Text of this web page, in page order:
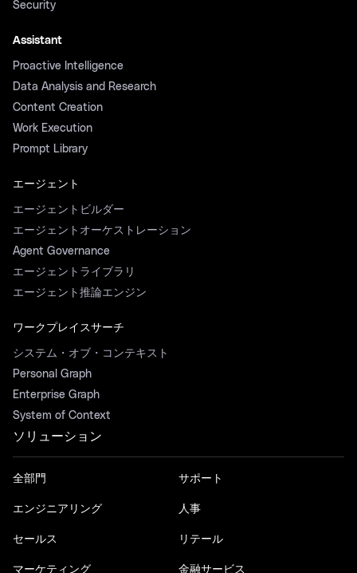
Security
Assistant
Proactive Intelligence
Data Analysis and Research
Content Creation
Work Execution
Prompt Library
エージェント
エージェントビルダー
エージェントオーケストレーション
Agent Governance
エージェントライブラリ
エージェント推論エンジン
ワークプレイスサーチ
システム・オブ・コンテキスト
Personal Graph
Enterprise Graph
System of Context
ソリューション
全部門
エンジニアリング
セールス
マーケティング
サポート
人事
リテール
金融サービス